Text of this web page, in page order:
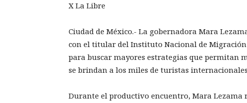
X La Libre
Ciudad de México.- La gobernadora Mara
con el titular del Instituto Nacional de Migración
para buscar mayores estrategias que permitan
se brindan a los miles de turistas
Durante el productivo encuentro, Mara